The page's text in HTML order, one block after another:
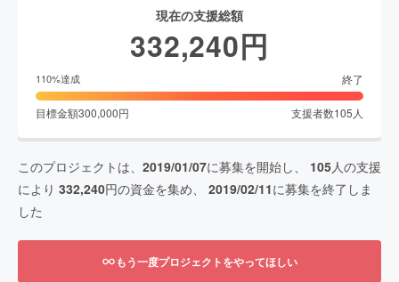
現在の支援総額
332,240円
110%達成 終了
目標金額300,000円 支援者数105 人
このプロジェクトは、 2019/01/07に募集を開始し、 105人の支援
により 332,240円の資金を集め、 2019/02/11に募集を終了しま
した
もう一度プロジェクトをやってほしい